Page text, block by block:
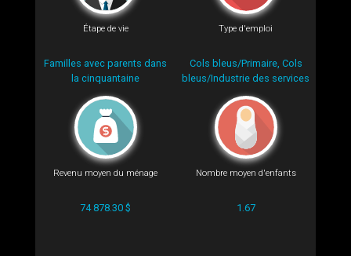
Étape de vie
Familles avec parents dans
la cinquantaine
Type d'emploi
Cols bleus/Primaire, Cols
bleus/Industrie des services
Revenu moyen du ménage
74 878.30 $
Nombre moyen d'enfants
1.67